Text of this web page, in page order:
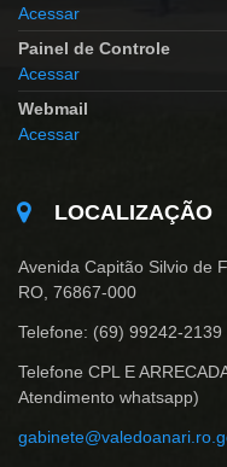
Acessar
Painel de Controle
Acessar
Webmail
Acessar
LOCALIZAÇÃO
Avenida Capitão Silvio de
RO, 76867-000
Telefone: (69) 99242-
Telefone CPL E
Atendimento whatsapp)